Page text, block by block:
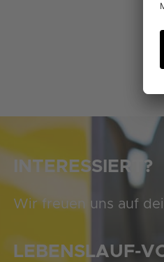
INTERESSIERT?
Wir freuen uns auf
LEBENSLAUF-